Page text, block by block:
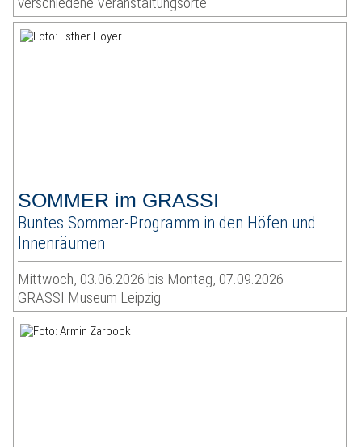
SOMMER im GRASSI
Buntes Sommer-Programm in den Höfen und
Innenräumen
Mittwoch, 03.06.2026 bis Montag, 07.09.2026
GRASSI Museum Leipzig